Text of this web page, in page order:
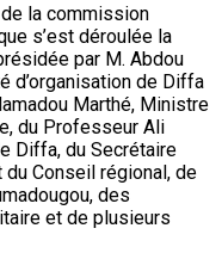
la commission
s’est déroulée la
par M. Abdou
d’organisation de Diffa
Marthé, Ministre
du Professeur Ali
Diffa, du Secrétaire
du Conseil régional, de
des
et de plusieurs